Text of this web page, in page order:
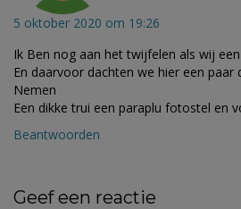
5 oktober 2020 om 19:26
Ik Ben nog aan het twijfelen als wij
En daarvoor dachten we hier een paar
Nemen
Een dikke trui een paraplu fotostel en
Beantwoorden
Geef een reactie